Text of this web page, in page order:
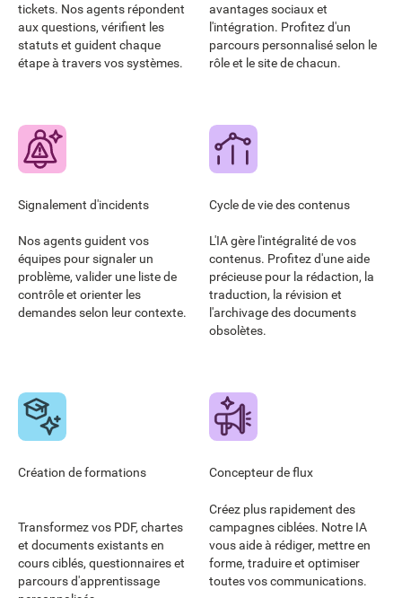
tickets. Nos agents répondent
aux questions, vérifient les
statuts et guident chaque
étape à travers vos systèmes.
avantages sociaux et
l'intégration. Profitez d'un
parcours personnalisé selon le
rôle et le site de chacun.
Signalement d'incidents
Nos agents guident vos
équipes pour signaler un
problème, valider une liste de
contrôle et orienter les
demandes selon leur contexte.
Cycle de vie des contenus
L'IA gère l'intégralité de vos
contenus. Profitez d'une aide
précieuse pour la rédaction, la
traduction, la révision et
l'archivage des documents
obsolètes.
Création de formations
Transformez vos PDF, chartes
et documents existants en
cours ciblés, questionnaires et
parcours d'apprentissage
Concepteur de flux
Créez plus rapidement des
campagnes ciblées. Notre IA
vous aide à rédiger, mettre en
forme, traduire et optimiser
toutes vos communications.